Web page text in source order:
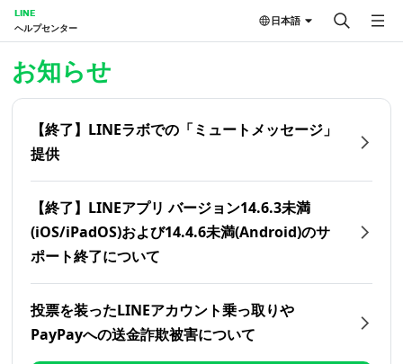
LINE
ヘルプセンター
日本語
お知らせ
【終了】LINEラボでの「ミュートメッセージ」
提供
【終了】LINEアプリ バージョン14.6.3未満
(iOS/iPadOS)および14.4.6未満(Android)のサ
ポート終了について
投票を装ったLINEアカウント乗っ取りや
PayPayへの送金詐欺被害について